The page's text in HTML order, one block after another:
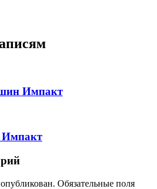
Импакт
Импакт
Обязательные поля